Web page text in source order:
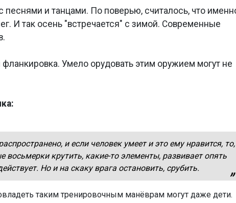
песнями и танцами. По поверью, считалось, что
И так осень "встречается" с зимой. Современные
Умело орудовать этим оружием могут не
и если человек умеет и это ему нравится, то,
крутить, какие-то элементы, развивает опять
Но и на скаку врага остановить, срубить.
таким тренировочным манёврам могут даже дети.